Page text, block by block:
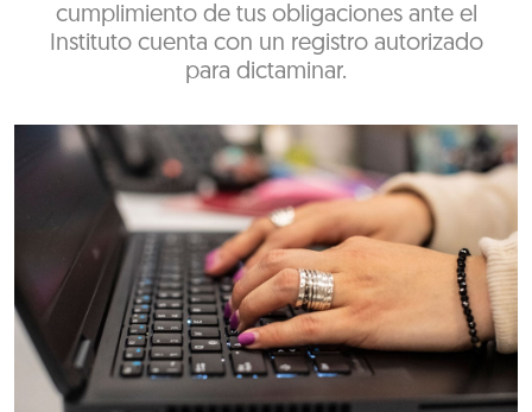
cumplimiento de tus obligaciones ante el
Instituto cuenta con un registro autorizado
para dictaminar.